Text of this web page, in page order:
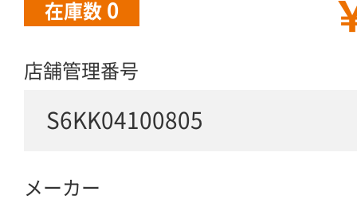
在庫数 0
店舗管理番号
S6KK04100805
メーカー